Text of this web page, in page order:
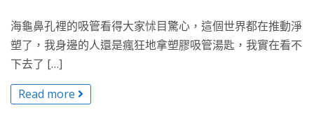
海龜鼻孔裡的吸管看得大家怵目驚心，這個世界都在推動淨
塑了，我身邊的人還是瘋狂地拿塑膠吸管湯匙，我實在看不
下去了 […]
Read more